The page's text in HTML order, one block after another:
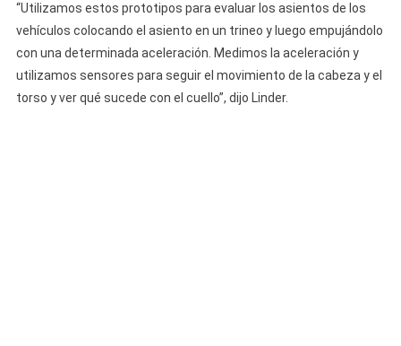
“Utilizamos estos prototipos para evaluar los asientos de los
vehículos colocando el asiento en un trineo y luego empujándolo
con una determinada aceleración. Medimos la aceleración y
utilizamos sensores para seguir el movimiento de la cabeza y el
torso y ver qué sucede con el cuello”, dijo Linder.